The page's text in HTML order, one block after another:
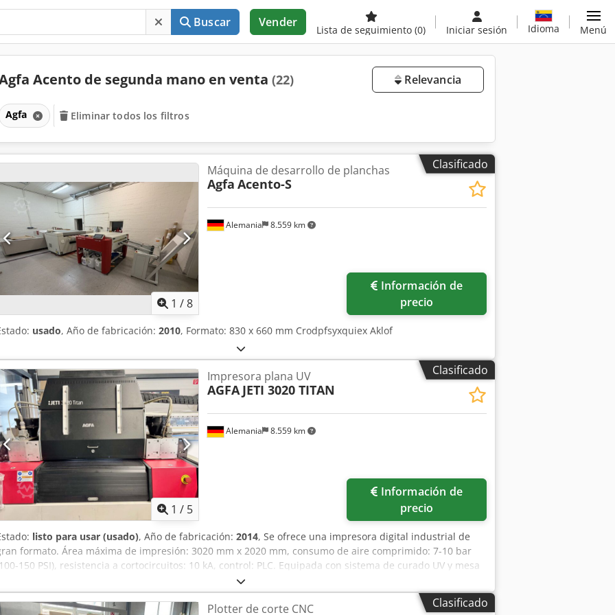
Buscar Vender
Lista de seguimiento (0) Iniciar sesión Idioma Menú
Acento de segunda mano en venta (22) Relevancia
Agfa Eliminar todos los filtros
Clasificado
1 /8
Alemania 8.559 km
Máquina de desarrollo de planchas
Agfa Acento-S
precio
usado, Año de fabricación: 2010, Formato: 830 x 660 mm Crodpfsyxquiex Aklof
Clasificado
1 / 5
Alemania 8.559 km
Impresora plana UV
AGFA JETI 3020 TITAN
precio
listo para usar (usado), Año de fabricación: 2014, Se ofrece una impresora digital industrial de
formato. Área máxima de impresión: 3020 mm x 2020 mm, consumo de aire comprimido: 7-10 bar
150 PSI), resistencia a cortocircuitos: 10 kA, control: PLC. Equipada con sistema de curado UV y mesa
de vacío. Peso: aproximadamente 3750 kg, dimensiones totales X/Y/Z: aproximadamente 5950 mm/2900
1550 mm. Se puede organizar una visita previa acuerdo. Cjdpfx Akezcfibslorf
Clasificado
Plotter de corte CNC